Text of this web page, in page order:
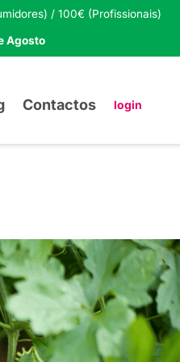
/ 100€ (Profissionais)
Agosto
Contactos login